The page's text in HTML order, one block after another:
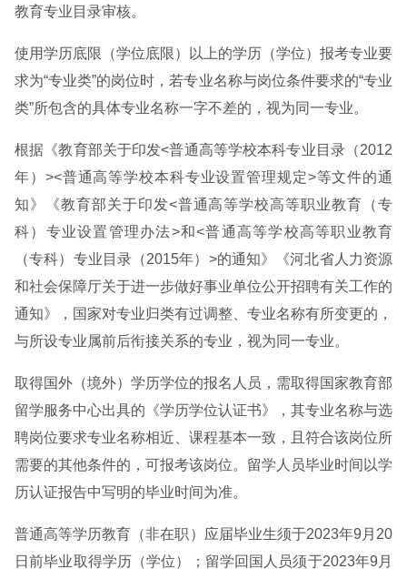
教育专业目录审核。
使用学历底限（学位底限）以上的学历（学位）报考专业要
求为“专业类”的岗位时，若专业名称与岗位条件要求的“专业
类”所包含的具体专业名称一字不差的，视为同一专业。
根据《教育部关于印发<普通高等学校本科专业目录（2012
年）><普通高等学校本科专业设置管理规定>等文件的通
知》《教育部关于印发<普通高等学校高等职业教育（专
科）专业设置管理办法>和<普通高等学校高等职业教育
（专科）专业目录（2015年）>的通知》《河北省人力资源
和社会保障厅关于进一步做好事业单位公开招聘有关工作的
通知》，国家对专业归类有过调整、专业名称有所变更的，
与所设专业属前后衔接关系的专业，视为同一专业。
取得国外（境外）学历学位的报名人员，需取得国家教育部
留学服务中心出具的《学历学位认证书》，其专业名称与选
聘岗位要求专业名称相近、课程基本一致，且符合该岗位所
需要的其他条件的，可报考该岗位。留学人员毕业时间以学
历认证报告中写明的毕业时间为准。
普通高等学历教育（非在职）应届毕业生须于2023年9月20
日前毕业取得学历（学位）；留学回国人员须于2023年9月